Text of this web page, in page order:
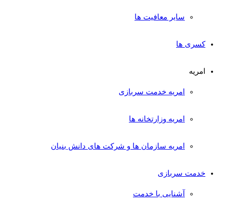
سایر معافیت ها
کسری ها
امریه
امریه خدمت سربازی
امریه وزارتخانه ها
امریه سازمان ها و شرکت های دانش بنیان
خدمت سربازی
آشنایی با خدمت